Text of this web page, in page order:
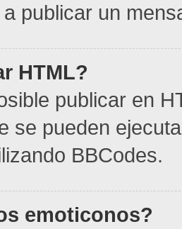
publicar un
HTML?
publicar en
se pueden
BBCodes.
emoticonos?